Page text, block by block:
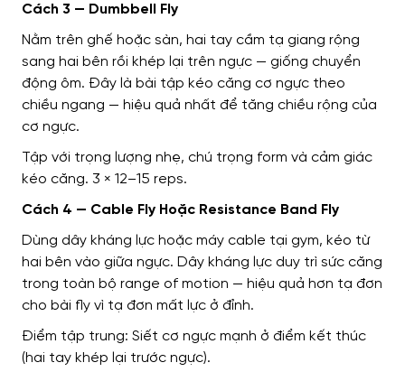
Cách 3 — Dumbbell Fly
Nằm trên ghế hoặc sàn, hai tay cầm tạ giang rộng
sang hai bên rồi khép lại trên ngực — giống chuyển
động ôm. Đây là bài tập kéo căng cơ ngực theo
chiều ngang — hiệu quả nhất để tăng chiều rộng của
cơ ngực.
Tập với trọng lượng nhẹ, chú trọng form và cảm giác
kéo căng. 3 × 12–15 reps.
Cách 4 — Cable Fly Hoặc Resistance Band Fly
Dùng dây kháng lực hoặc máy cable tại gym, kéo từ
hai bên vào giữa ngực. Dây kháng lực duy trì sức căng
trong toàn bộ range of motion — hiệu quả hơn tạ đơn
cho bài fly vì tạ đơn mất lực ở đỉnh.
Điểm tập trung: Siết cơ ngực mạnh ở điểm kết thúc
(hai tay khép lại trước ngực).